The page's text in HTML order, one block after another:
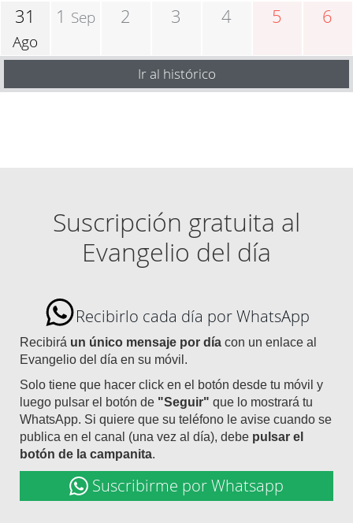
31
Ago
1 Sep 2 3 4 5 6
Ir al histórico
Suscripción gratuita al
Evangelio del día
Recibirlo cada día por WhatsApp
Recibirá un único mensaje por día con un enlace al
Evangelio del día en su móvil.
Solo tiene que hacer click en el botón desde tu móvil y
luego pulsar el botón de "Seguir" que lo mostrará tu
WhatsApp. Si quiere que su teléfono le avise cuando se
publica en el canal (una vez al día), debe pulsar el
botón de la campanita.
Suscribirme por Whatsapp